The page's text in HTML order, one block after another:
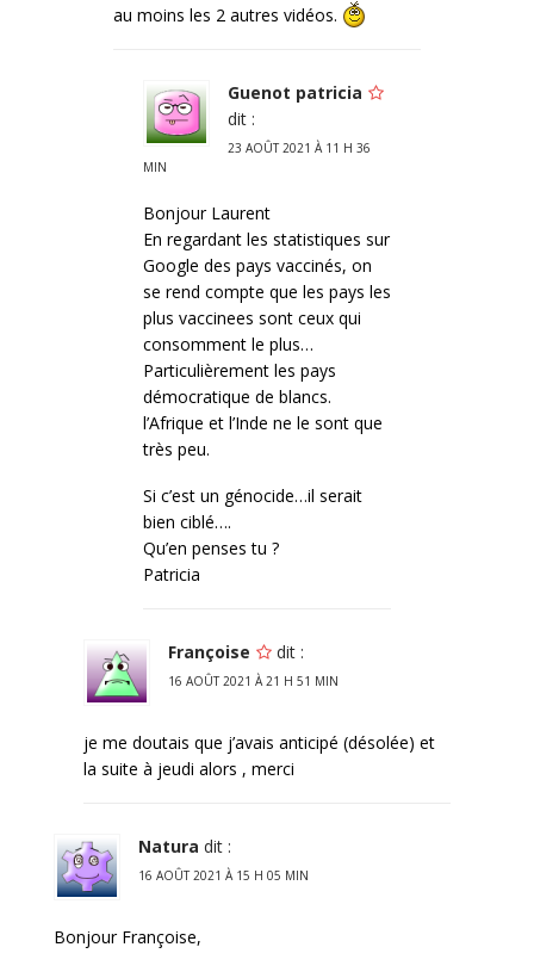
au moins les 2 autres vidéos.
Guenot patricia
dit :
23 AOÛT 2021 À 11 H 36
MIN
Bonjour Laurent
En regardant les statistiques sur
Google des pays vaccinés, on
se rend compte que les pays les
plus vaccinees sont ceux qui
consomment le plus…
Particulièrement les pays
démocratique de blancs.
l’Afrique et l’Inde ne le sont que
très peu.
Si c’est un génocide…il serait
bien ciblé….
Qu’en penses tu ?
Patricia
Françoise dit :
16 AOÛT 2021 À 21 H 51 MIN
je me doutais que j’avais anticipé (désolée) et
la suite à jeudi alors , merci
Natura dit :
16 AOÛT 2021 À 15 H 05 MIN
Bonjour Françoise,